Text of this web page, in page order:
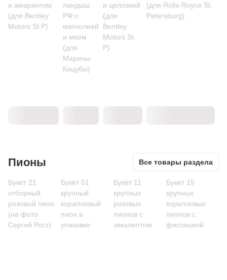
и амарантом
(для Bentley
Motors St.P)
ландыш
РФ с
магнолией
и мхом
(для
Марины
Кацубы)
и целозией
(для
Bentley
Motors St.
P)
(для Rolls-Royce St.
Petersburg)
Пионы Все товары раздела
Букет 21
отборный
розовый пион
(на фото
Сергей Рост)
Букет 51
крупный
коралловый
пион в
упаковке
Букет 11
крупных
розовых
пионов с
эвкалиптом
Букет 15
крупных
коралловых
пионов с
фисташкой